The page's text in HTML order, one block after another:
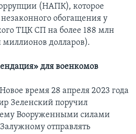
(НАПК), которое
обогащения у
ТЦК СП на более 188 млн
миллионов долларов).
для военкомов
время 28 апреля 2023 года
Зеленский поручил
Вооруженными силами
отправлять